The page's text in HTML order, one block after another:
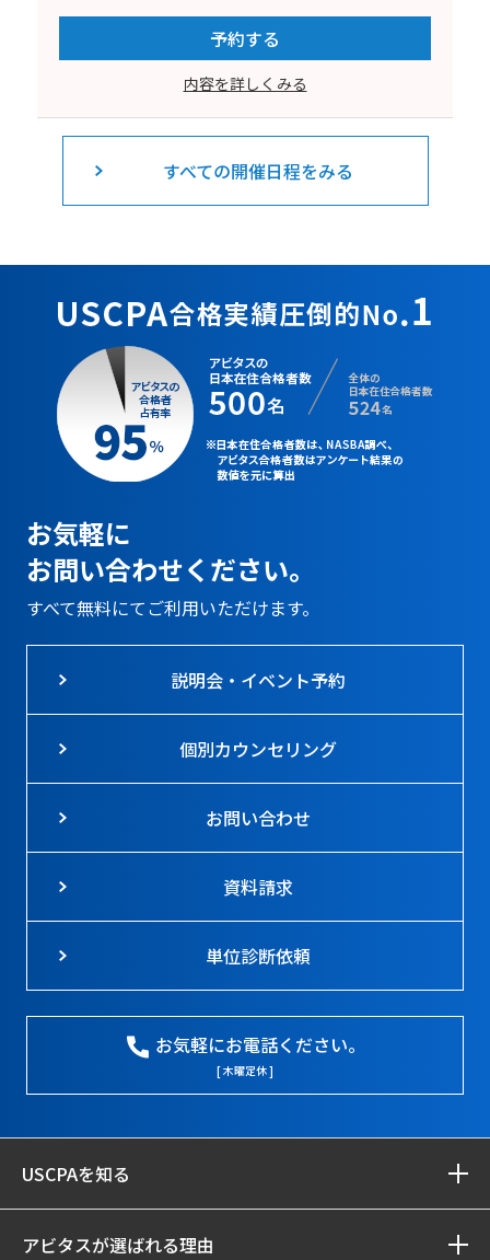
予約する
内容を詳しくみる
すべての開催日程をみる
お気軽に
お問い合わせください。
すべて無料にてご利用いただけます。
説明会・イベント予約
個別カウンセリング
お問い合わせ
資料請求
単位診断依頼
お気軽にお電話ください。
[ 木曜定休 ]
USCPAを知る
アビタスが選ばれる理由